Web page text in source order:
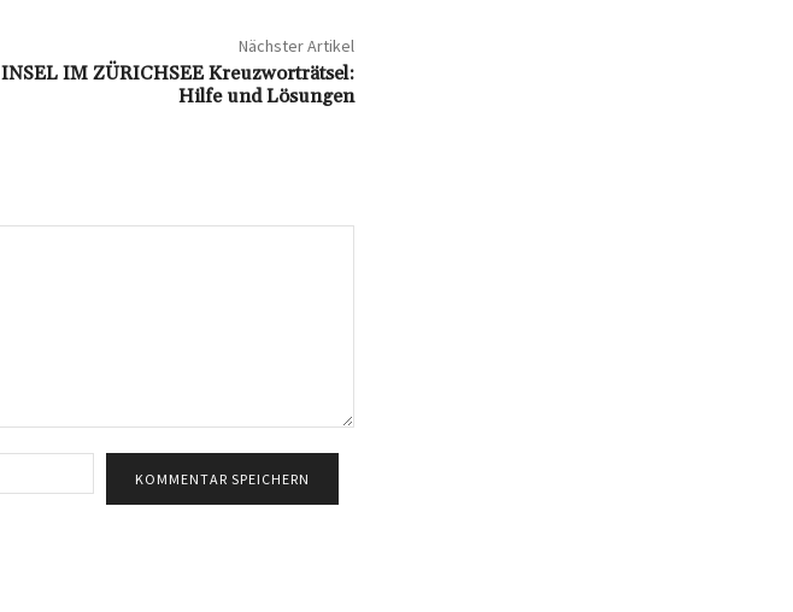
Nächster Artikel
INSEL IM ZÜRICHSEE Kreuzworträtsel:
Hilfe und Lösungen
Mail:*